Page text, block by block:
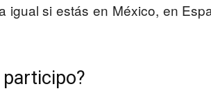
igual si estás en México, en